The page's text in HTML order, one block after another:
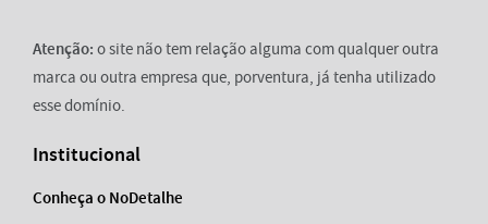
Atenção: o site não tem relação alguma com qualquer outra
marca ou outra empresa que, porventura, já tenha utilizado
esse domínio.
Institucional
Conheça o NoDetalhe